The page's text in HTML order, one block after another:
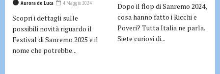
Aurora de Luca 4 Maggio 2024
Scopri i dettagli sulle
possibili novità riguardo il
Festival di Sanremo 2025 e il
nome che potrebbe...
Dopo il flop di Sanremo 2024,
cosa hanno fatto i Ricchi e
Poveri? Tutta Italia ne parla.
Siete curiosi di...